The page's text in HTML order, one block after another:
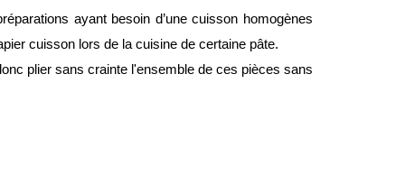
ayant besoin d’une cuisson homogènes
cuisson lors de la cuisine de certaine pâte.
plier sans crainte l'ensemble de ces pièces sans